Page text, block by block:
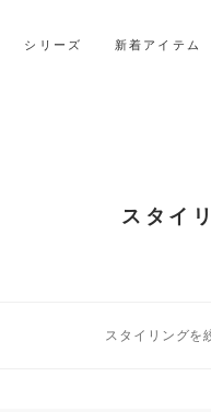
シリーズ 新着アイテム
スタイ